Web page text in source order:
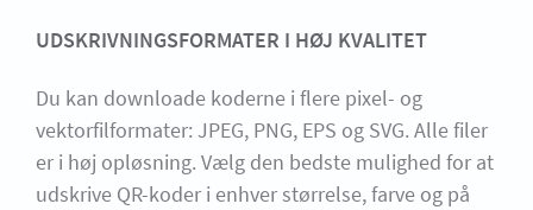
UDSKRIVNINGSFORMATER I HØJ KVALITET
Du kan downloade koderne i flere pixel- og
vektorfilformater: JPEG, PNG, EPS og SVG. Alle filer
er i høj opløsning. Vælg den bedste mulighed for at
udskrive QR-koder i enhver størrelse, farve og på